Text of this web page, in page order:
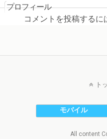
プロフィール
コメントを投稿するに
ト
モバイル
All content